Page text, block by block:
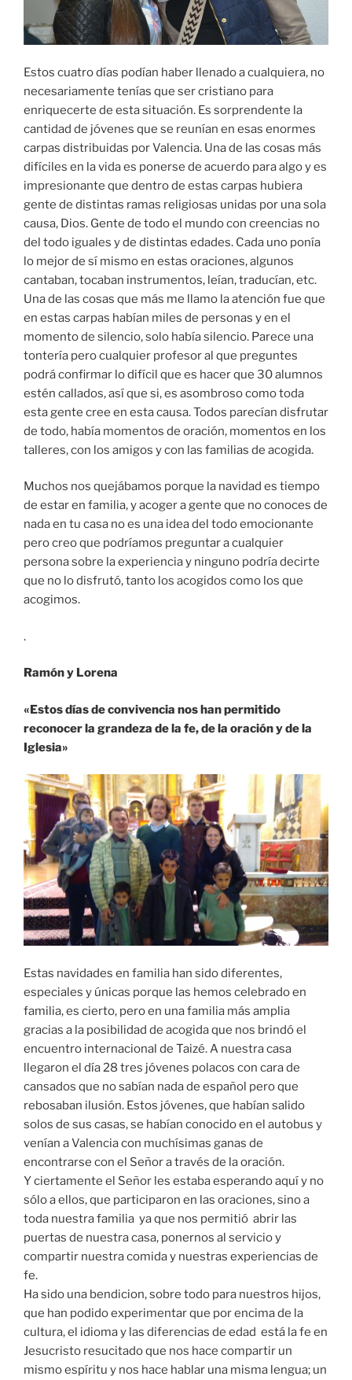
Estos cuatro días podían haber llenado a cualquiera, no
necesariamente tenías que ser cristiano para
enriquecerte de esta situación. Es sorprendente la
cantidad de jóvenes que se reunían en esas enormes
carpas distribuidas por Valencia. Una de las cosas más
difíciles en la vida es ponerse de acuerdo para algo y es
impresionante que dentro de estas carpas hubiera
gente de distintas ramas religiosas unidas por una sola
causa, Dios. Gente de todo el mundo con creencias no
del todo iguales y de distintas edades. Cada uno ponía
lo mejor de sí mismo en estas oraciones, algunos
cantaban, tocaban instrumentos, leían, traducían, etc.
Una de las cosas que más me llamo la atención fue que
en estas carpas habían miles de personas y en el
momento de silencio, solo había silencio. Parece una
tontería pero cualquier profesor al que preguntes
podrá confirmar lo difícil que es hacer que 30 alumnos
estén callados, así que si, es asombroso como toda
esta gente cree en esta causa. Todos parecían disfrutar
de todo, había momentos de oración, momentos en los
talleres, con los amigos y con las familias de acogida.
Muchos nos quejábamos porque la navidad es tiempo
de estar en familia, y acoger a gente que no conoces de
nada en tu casa no es una idea del todo emocionante
pero creo que podríamos preguntar a cualquier
persona sobre la experiencia y ninguno podría decirte
que no lo disfrutó, tanto los acogidos como los que
acogimos.
.
Ramón y Lorena
«Estos días de convivencia nos han permitido
reconocer la grandeza de la fe, de la oración y de la
Iglesia»
Estas navidades en familia han sido diferentes,
especiales y únicas porque las hemos celebrado en
familia, es cierto, pero en una familia más amplia
gracias a la posibilidad de acogida que nos brindó el
encuentro internacional de Taizé. A nuestra casa
llegaron el día 28 tres jóvenes polacos con cara de
cansados que no sabían nada de español pero que
rebosaban ilusión. Estos jóvenes, que habían salido
solos de sus casas, se habían conocido en el autobus y
venían a Valencia con muchísimas ganas de
encontrarse con el Señor a través de la oración.
Y ciertamente el Señor les estaba esperando aquí y no
sólo a ellos, que participaron en las oraciones, sino a
toda nuestra familia ya que nos permitió abrir las
puertas de nuestra casa, ponernos al servicio y
compartir nuestra comida y nuestras experiencias de
fe.
Ha sido una bendicion, sobre todo para nuestros hijos,
que han podido experimentar que por encima de la
cultura, el idioma y las diferencias de edad está la fe en
Jesucristo resucitado que nos hace compartir un
mismo espíritu y nos hace hablar una misma lengua; un